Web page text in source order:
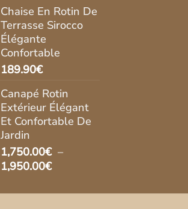
Chaise En Rotin De
Terrasse Sirocco
Élégante
Confortable
189.90€
Canapé Rotin
Extérieur Élégant
Et Confortable De
Jardin
1,750.00€ –
1,950.00€Plage
prix :